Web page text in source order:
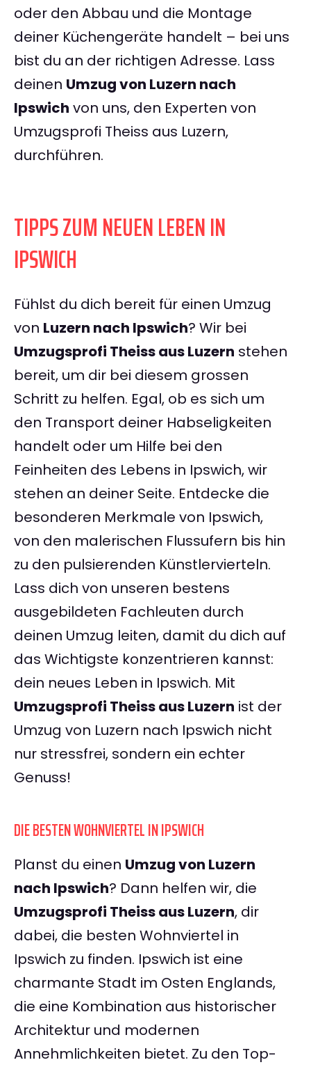
oder den Abbau und die Montage
deiner Küchengeräte handelt – bei uns
bist du an der richtigen Adresse. Lass
deinen Umzug von Luzern nach
Ipswich von uns, den Experten von
Umzugsprofi Theiss aus Luzern,
durchführen.
TIPPS ZUM NEUEN LEBEN IN
IPSWICH
Fühlst du dich bereit für einen Umzug
von Luzern nach Ipswich? Wir bei
Umzugsprofi Theiss aus Luzern stehen
bereit, um dir bei diesem grossen
Schritt zu helfen. Egal, ob es sich um
den Transport deiner Habseligkeiten
handelt oder um Hilfe bei den
Feinheiten des Lebens in Ipswich, wir
stehen an deiner Seite. Entdecke die
besonderen Merkmale von Ipswich,
von den malerischen Flussufern bis hin
zu den pulsierenden Künstlervierteln.
Lass dich von unseren bestens
ausgebildeten Fachleuten durch
deinen Umzug leiten, damit du dich auf
das Wichtigste konzentrieren kannst:
dein neues Leben in Ipswich. Mit
Umzugsprofi Theiss aus Luzern ist der
Umzug von Luzern nach Ipswich nicht
nur stressfrei, sondern ein echter
Genuss!
DIE BESTEN WOHNVIERTEL IN IPSWICH
Planst du einen Umzug von Luzern
nach Ipswich? Dann helfen wir, die
Umzugsprofi Theiss aus Luzern, dir
dabei, die besten Wohnviertel in
Ipswich zu finden. Ipswich ist eine
charmante Stadt im Osten Englands,
die eine Kombination aus historischer
Architektur und modernen
Annehmlichkeiten bietet. Zu den Top-